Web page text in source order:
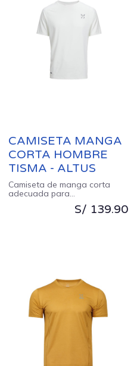
CAMISETA MANGA
CORTA HOMBRE
TISMA - ALTUS
Camiseta de manga corta
adecuada para
entrenamiento diario.
Confeccionada con tejido
S/ 139.90